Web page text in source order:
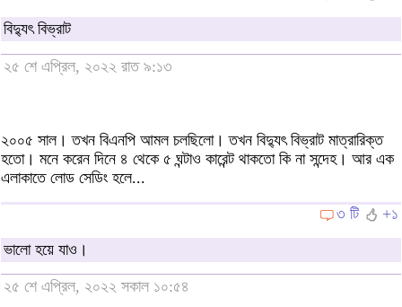
বিদ্যুৎ বিভ্রাট
২৫ শে এপ্রিল, ২০২২ রাত ৯:১৩
২০০৫ সাল। তখন বিএনপি আমল চলছিলো। তখন বিদ্যুৎ বিভ্রাট মাত্রারিক্ত
হতো। মনে করেন দিনে ৪ থেকে ৫ ঘন্টাও কারেন্ট থাকতো কি না সন্দেহ। আর এক
এলাকাতে লোড সেডিং হলে...
৩ টি
+১
ভালো হয়ে যাও।
২৫ শে এপ্রিল, ২০২২ সকাল ১০:৫৪